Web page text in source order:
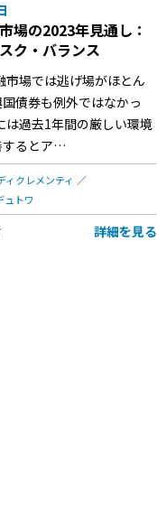
場の2023年見通し：
ク・バランス
市場では逃げ場がほとん
債券も例外ではなかっ
は過去1年間の厳しい環境
するとア…
ィクレメンティ
ュトワ
詳細を見る